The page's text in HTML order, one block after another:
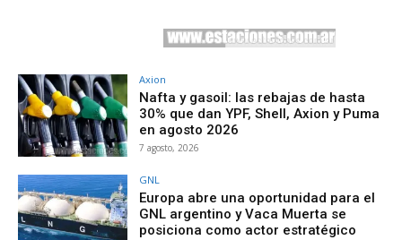
Axion
Nafta y gasoil: las rebajas de hasta
30% que dan YPF, Shell, Axion y Puma
en agosto 2026
7 agosto, 2026
GNL
Europa abre una oportunidad para el
GNL argentino y Vaca Muerta se
posiciona como actor estratégico